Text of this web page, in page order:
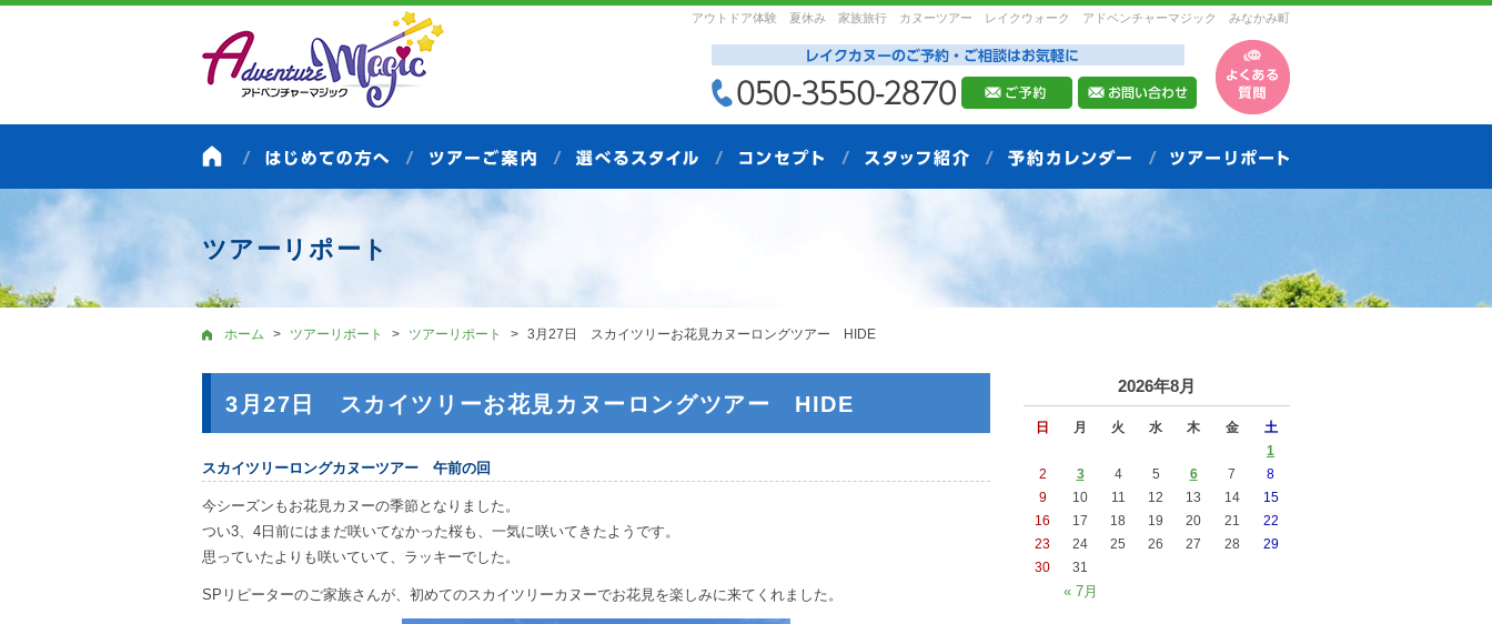
アウトドア体験 夏休み 家族旅行 カヌーツアー レイクウォーク アドベンチャーマジック みなかみ町
ツアーリポート
ホーム ツアーリポート ツアーリポート 3月27日 スカイツリーお花見カヌーロングツアー HIDE
3月27日 スカイツリーお花見カヌーロングツアー HIDE
スカイツリーロングカヌーツアー 午前の回
今シーズンもお花見カヌーの季節となりました。
つい3、4日前にはまだ咲いてなかった桜も、一気に咲いてきたようです。
思っていたよりも咲いていて、ラッキーでした。
SPリピーターのご家族さんが、初めてのスカイツリーカヌーでお花見を楽しみに来てくれました。
2026年8月
日 月 火 水 木 金 土
« 7月
1
2
3 4 5 6 7
8
9
10 11 12 13 14
15
16
17 18 19 20 21
22
23
24 25 26 27 28
29
30
31